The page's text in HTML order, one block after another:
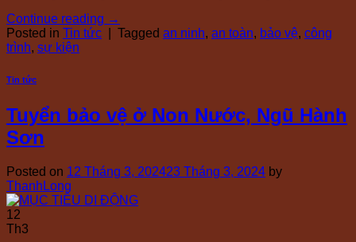
Continue reading →
Posted in Tin tức Tagged an ninh, an toàn, bảo vệ, công
trình, sự kiện
Tin tức
Tuyển bảo vệ ở Non Nước, Ngũ Hành
Sơn
Posted on 12 Tháng 3, 202423 Tháng 3, 2024 by
ThanhLong
12
Th3